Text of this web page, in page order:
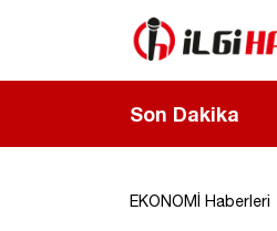
Son Dakika
EKONOMİ Haberleri